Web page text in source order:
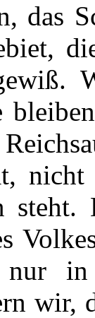
das
nicht
nur
wir,